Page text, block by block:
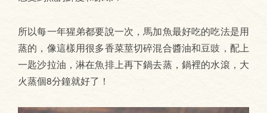
所以每一年猩弟都要說一次，馬加魚最好吃的吃法是用
蒸的，像這樣用很多香菜莖切碎混合醬油和豆豉，配上
一匙沙拉油，淋在魚排上再下鍋去蒸，鍋裡的水滾，大
火蒸個8分鐘就好了！